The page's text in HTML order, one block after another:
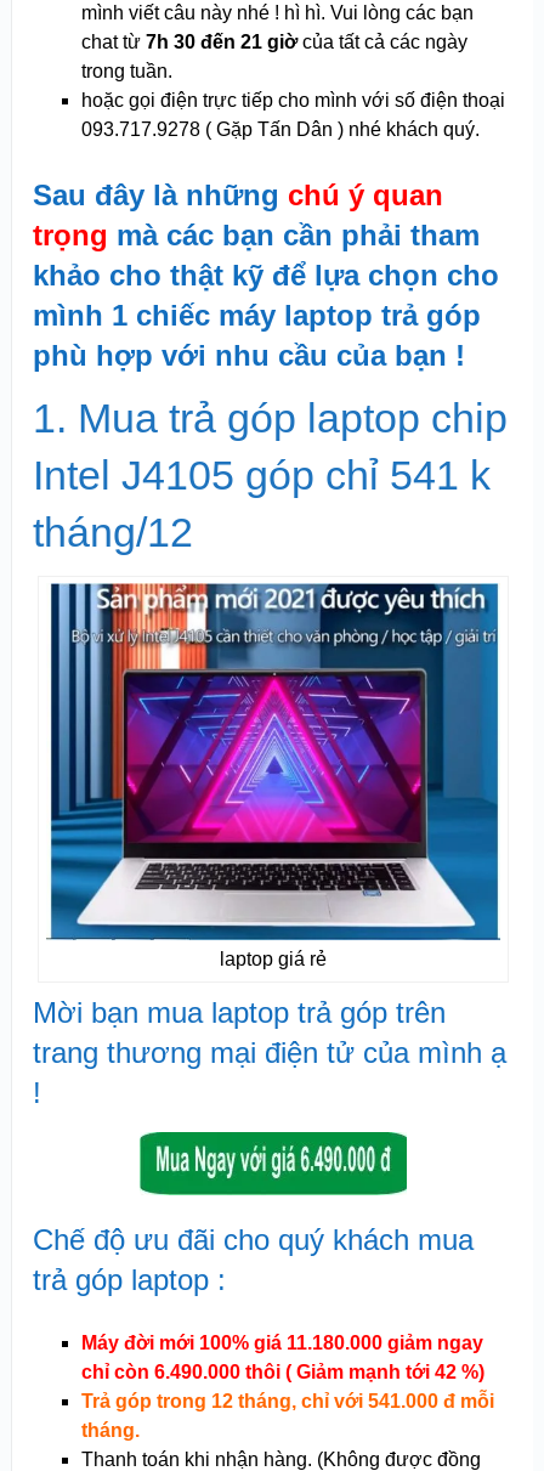
mình viết câu này nhé ! hì hì. Vui lòng các bạn
chat từ7h 30 đến 21 giờcủa tất cả các ngày
trong tuần.
hoặc gọi điện trực tiếp cho mình với số điện thoại
093.717.9278 ( Gặp Tấn Dân ) nhé khách quý.
Sau đây là những chú ý quan
trọng mà các bạn cần phải tham
khảo cho thật kỹ để lựa chọn cho
mình 1 chiếc máy laptop trả góp
phù hợp với nhu cầu của bạn !
1. Mua trả góp laptop chip
Intel J4105 góp chỉ 541 k
tháng/12
laptop giá rẻ
Mời bạn mua laptop trả góp trên
trang thương mại điện tử của mình ạ
!
Chế độ ưu đãi cho quý khách mua
trả góp laptop :
Máy đời mới 100% giá 11.180.000 giảm ngay
chỉ còn 6.490.000 thôi ( Giảm mạnh tới 42 %)
Trả góp trong 12 tháng, chỉ với 541.000 đ mỗi
tháng.
Thanh toán khi nhận hàng. (Không được đồng